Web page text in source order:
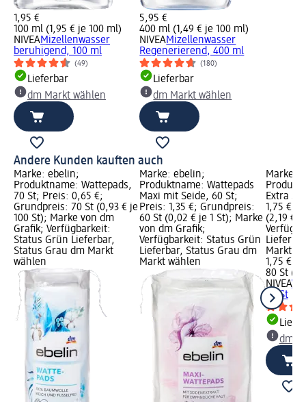
1,95 €
100 ml (1,95 € je 100 ml)
NIVEAMizellenwasser
beruhigend, 100 ml
(49)
Lieferbar
dm Markt wählen
5,95 €
400 ml (1,49 € je 100 ml)
NIVEAMizellenwasser
Regenerierend, 400 ml
(180)
Lieferbar
dm Markt wählen
Andere Kunden kauften auch
Marke: ebelin;
Produktname: Wattepads,
70 St; Preis: 0,65 €;
Grundpreis: 70 St (0,93 € je
100 St); Marke von dm
Grafik; Verfügbarkeit:
Status Grün Lieferbar,
Status Grau dm Markt
wählen
Marke: ebelin;
Produktname: Wattepads
Maxi mit Seide, 60 St;
Preis: 1,35 €; Grundpreis:
60 St (0,02 € je 1 St); Marke
von dm Grafik;
Verfügbarkeit: Status Grün
Lieferbar, Status Grau dm
Markt wählen
Marke:
Extra
1,75 €;
(2,19 €
Markt
1,75 €
80 St
NIVEA
80 St
dm